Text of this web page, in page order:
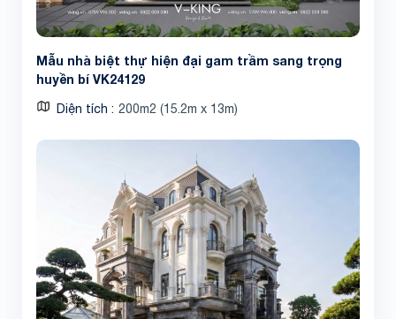
Mẫu nhà biệt thự hiện đại gam trầm sang trọng
huyền bí VK24129
Diện tích 200m2 (15.2m x 13m)